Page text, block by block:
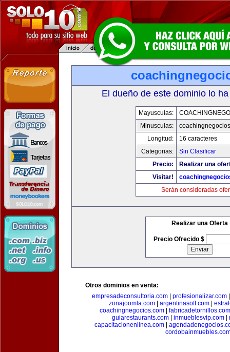
El dueño de este dominio lo
Mayusculas:
Minusculas:
Longitud:
16 caracteres
Categorias:
Sin Clasificar
Precio:
Realizar una
Visitar!
Serán consideradas
Realizar una Oferta
Precio Ofrecido $
Otros dominios en venta:
empresadeconsultoria.com| profesionalizar.com
zonajoomla.com| argentinasoft.com|
coachingnegocios.com| fabricadetornillos.com
guiarestaurants.com| inmueblesvip.com|
capacitacionenlinea.com|